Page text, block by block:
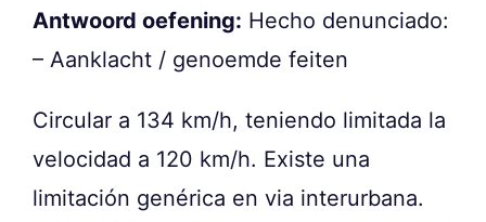
Antwoord oefening: Hecho denunciado:
– Aanklacht / genoemde feiten
Circular a 134 km/h, teniendo limitada la
velocidad a 120 km/h. Existe una
limitación genérica en via interurbana.